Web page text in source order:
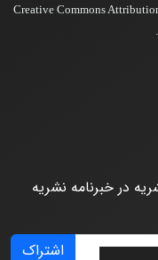
Creative Commons
در خبرنامه نشریه
اشتراک